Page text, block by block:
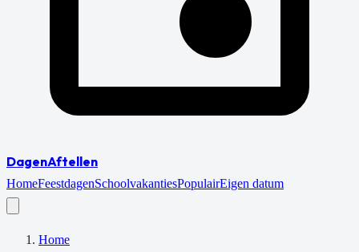
DagenAftellen
HomeFeestdagenSchoolvakantiesPopulairEigen datum
Home